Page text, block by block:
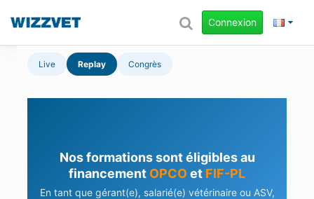
Connexion
Live Replay Congrès
Nos formations sont éligibles au
financement OPCOet FIF-PL
En tant que gérant(e), salarié(e) vétérinaire ou ASV,